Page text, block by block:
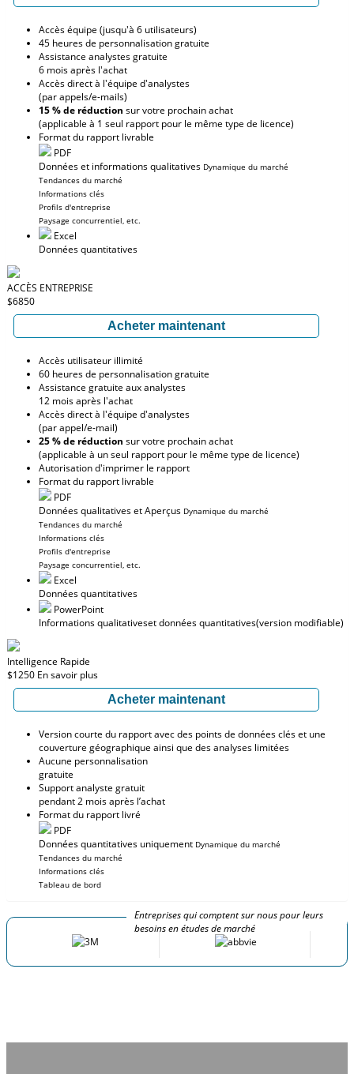
Accès équipe (jusqu'à 6 utilisateurs)
45 heures de personnalisation gratuite
Assistance analystes gratuite
6 mois après l'achat
Accès direct à l'équipe d'analystes
(par appels/e-mails)
15 % de réduction sur votre prochain achat
(applicable à 1 seul rapport pour le même type de licence)
Format du rapport livrable
PDF
Données et informations qualitatives Dynamique du marché
Tendances du marché
Informations clés
Profils d'entreprise
Paysage concurrentiel, etc.
Excel
Données quantitatives
ACCÈS ENTREPRISE
$6850
Acheter maintenant
Accès utilisateur illimité
60 heures de personnalisation gratuite
Assistance gratuite aux analystes
12 mois après l'achat
Accès direct à l'équipe d'analystes
(par appel/e-mail)
25 % de réduction sur votre prochain achat
(applicable à un seul rapport pour le même type de licence)
Autorisation d'imprimer le rapport
Format du rapport livrable
PDF
Données qualitatives et Aperçus Dynamique du marché
Tendances du marché
Informations clés
Profils d'entreprise
Paysage concurrentiel, etc.
Excel
Données quantitatives
PowerPoint
Informations qualitativeset données quantitatives(version modifiable)
Intelligence Rapide
$1250 En savoir plus
Acheter maintenant
Version courte du rapport avec des points de données clés et une
couverture géographique ainsi que des analyses limitées
Aucune personnalisation
gratuite
Support analyste gratuit
pendant 2 mois après l’achat
Format du rapport livré
PDF
Données quantitatives uniquement Dynamique du marché
Tendances du marché
Informations clés
Tableau de bord
Entreprises qui comptent sur nous pour leurs
besoins en études de marché